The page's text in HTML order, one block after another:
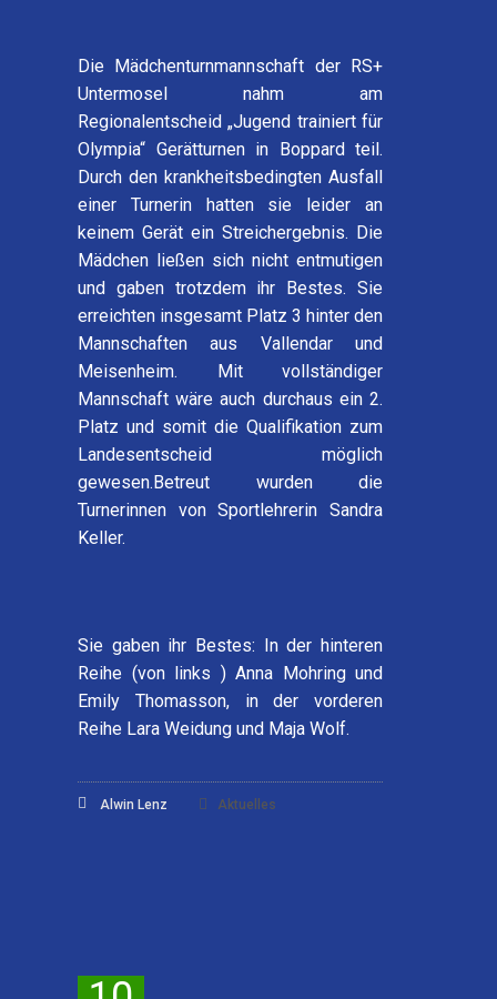
Die Mädchenturnmannschaft der RS+
Untermoselnahm am
Regionalentscheid „Jugend trainiert für
Olympia“ Gerätturnen in Boppard teil.
Durch den krankheitsbedingten Ausfall
einer Turnerin hatten sie leider an
keinem Gerät ein Streichergebnis. Die
Mädchen ließen sich nicht entmutigen
und gaben trotzdem ihr Bestes. Sie
erreichten insgesamt Platz 3 hinter den
Mannschaften aus Vallendar und
Meisenheim. Mit vollständiger
Mannschaft wäre auch durchaus ein 2.
Platz und somit die Qualifikation zum
Landesentscheid möglich
gewesen.Betreut wurden die
Turnerinnen von Sportlehrerin Sandra
Keller.
Sie gaben ihr Bestes: In der hinteren
Reihe (von links )Anna Mohringund
Emily Thomasson, in der vorderen
Reihe Lara Weidung und Maja Wolf.
Alwin Lenz Aktuelles